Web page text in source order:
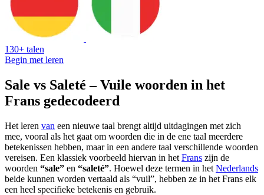
130+ talen
Begin met leren
Sale vs Saleté – Vuile woorden in het
Frans gedecodeerd
Het leren van een nieuwe taal brengt altijd uitdagingen met zich
mee, vooral als het gaat om woorden die in de ene taal meerdere
betekenissen hebben, maar in een andere taal verschillende woorden
vereisen. Een klassiek voorbeeld hiervan in het Frans zijn de
woorden “sale” en “saleté”. Hoewel deze termen in het Nederlands
beide kunnen worden vertaald als “vuil”, hebben ze in het Frans elk
een heel specifieke betekenis en gebruik.